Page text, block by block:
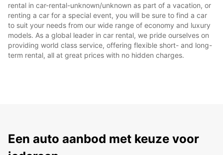
rental in car-rental-unknown/unknown as part of a vacation, or
renting a car for a special event, you will be sure to find a car
to suit your needs from our wide range of economy and luxury
models. As a global leader in car rental, we pride ourselves on
providing world class service, offering flexible short- and long-
term rental, all at great prices with no hidden charges.
Een auto aanbod met keuze voor